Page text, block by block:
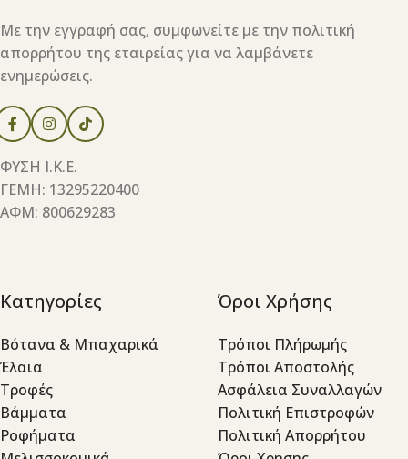
Με την εγγραφή σας, συμφωνείτε με την πολιτική
απορρήτου της εταιρείας για να λαμβάνετε
ενημερώσεις.
ΦΥΣΗ Ι.Κ.Ε.
ΓΕΜΗ: 13295220400
ΑΦΜ: 800629283
Κατηγορίες
Βότανα & Μπαχαρικά
Έλαια
Τροφές
Βάμματα
Ροφήματα
Όροι Χρήσης
Τρόποι Πλήρωμής
Τρόποι Αποστολής
Ασφάλεια Συναλλαγών
Πολιτική Επιστροφών
Πολιτική Απορρήτου